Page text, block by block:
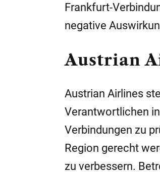
Frankfurt-
negative
Austrian
Austrian Airlines
Verantwortlichen
Verbindungen zu
Region gerecht
zu verbessern.